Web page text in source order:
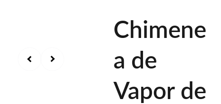
Chimene
a de
Vapor de